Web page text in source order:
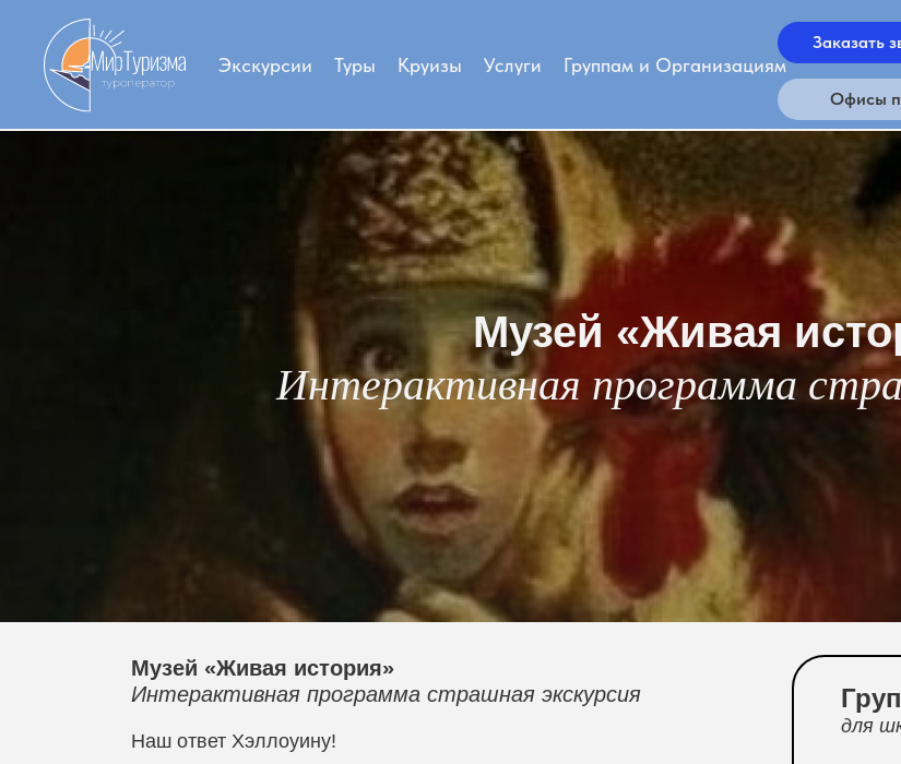
Заказать
Экскурсии Туры Круизы Услуги Группам и Организациям
Офисы
Музей «Живая
Интерактивная программа
Музей «Живая история»
Интерактивная программа страшная экскурсия
Наш ответ Хэллоуину!
для